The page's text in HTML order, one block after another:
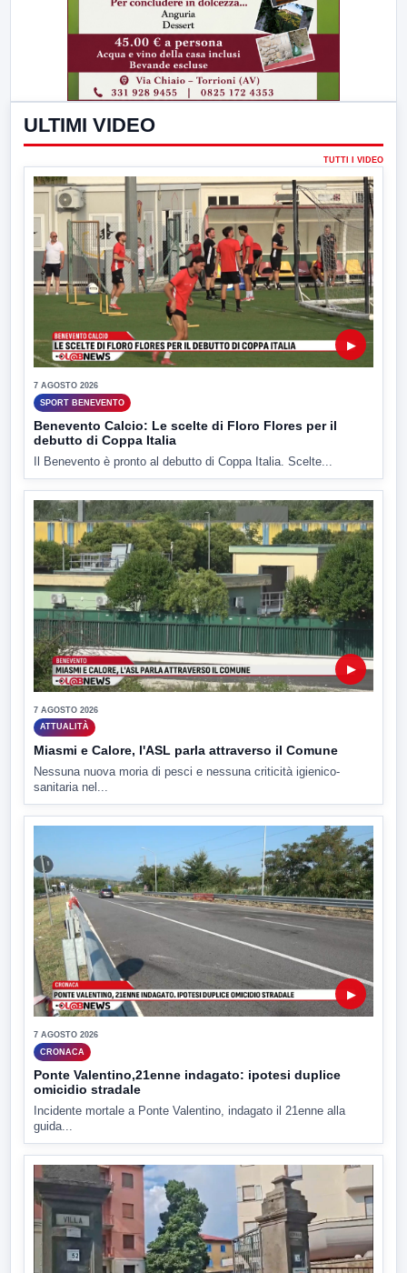
ULTIMI VIDEO
TUTTI I VIDEO
▶
7 AGOSTO 2026
SPORT BENEVENTO
Benevento Calcio: Le scelte di Floro Flores per il
debutto di Coppa Italia
Il Benevento è pronto al debutto di Coppa Italia. Scelte...
▶
7 AGOSTO 2026
ATTUALITÀ
Miasmi e Calore, l'ASL parla attraverso il Comune
Nessuna nuova moria di pesci e nessuna criticità igienico-
sanitaria nel...
▶
7 AGOSTO 2026
CRONACA
Ponte Valentino,21enne indagato: ipotesi duplice
omicidio stradale
Incidente mortale a Ponte Valentino, indagato il 21enne alla
guida...